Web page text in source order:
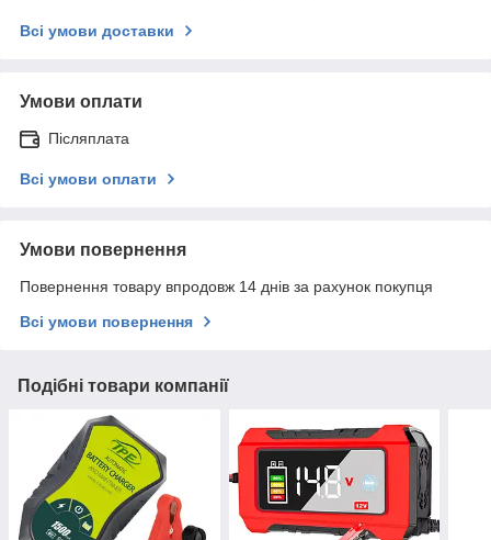
Всі умови доставки
Умови оплати
Післяплата
Всі умови оплати
Умови повернення
Повернення товару впродовж 14 днів за рахунок покупця
Всі умови повернення
Подібні товари компанії